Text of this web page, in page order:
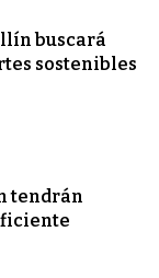
buscará
sostenibles
tendrán